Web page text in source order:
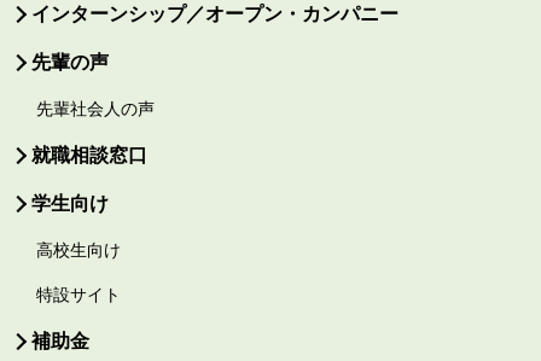
インターンシップ／オープン・カンパニー
先輩の声
先輩社会人の声
就職相談窓口
学生向け
高校生向け
特設サイト
補助金